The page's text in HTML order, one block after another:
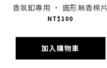
香氛釦專用 · 圓形無香棉片
NT$100
加入購物車